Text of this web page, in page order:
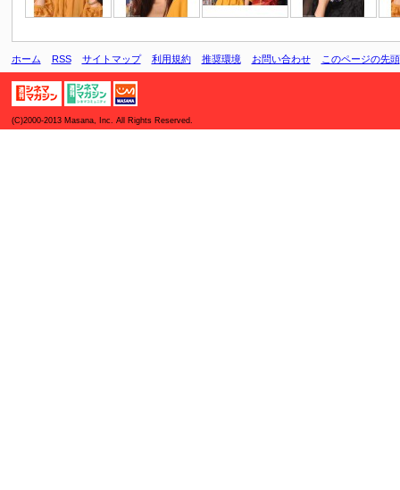
ホーム RSS サイトマップ 利用規約 推奨環境 お問い合わせ このページの先頭
(C)2000-2013 Masana, Inc. All Rights Reserved.